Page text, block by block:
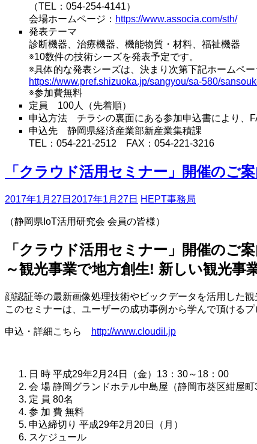
（TEL：054-254-4141）
会場ホームページ： https://www.associa.com/sth/
発表テーマ
診断機器、治療機器、機能物質・材料、福祉機器
※10数件の技術シーズを発表予定です。
※具体的な発表シーズは、決まり次第下記ホームペー
https://www.pref.shizuoka.jp/sangyou/sa-580/
※参加費無料
定員 100人（先着順）
申込方法 チラシの裏面にある参加申込書により、
申込先 静岡県経済産業部新産業集積課
TEL：054-221-2512 FAX：054-221-3216
「クラウド活用セミナー」開催のご
2017年1月27日 2017年1月27日 HEPT事務局
（静岡県IoT活用研究会 会員の皆様）
「クラウド活用セミナー」開催のご
～観光事業で地方創生! 新しい観光事
顔認証等の最新画像処理技術やビックデータを活用した
このセミナーは、ユーザーの成功事例から学んで頂ける
申込・詳細こちら http://www.cloudil.jp
日 時 平成29年2月24日（金）13：30～18：00
会 場 静岡グランドホテル中島屋（静岡市葵区紺屋町
定 員 80名
参 加 費 無料
申込締切り 平成29年2月20日（月）
スケジュール